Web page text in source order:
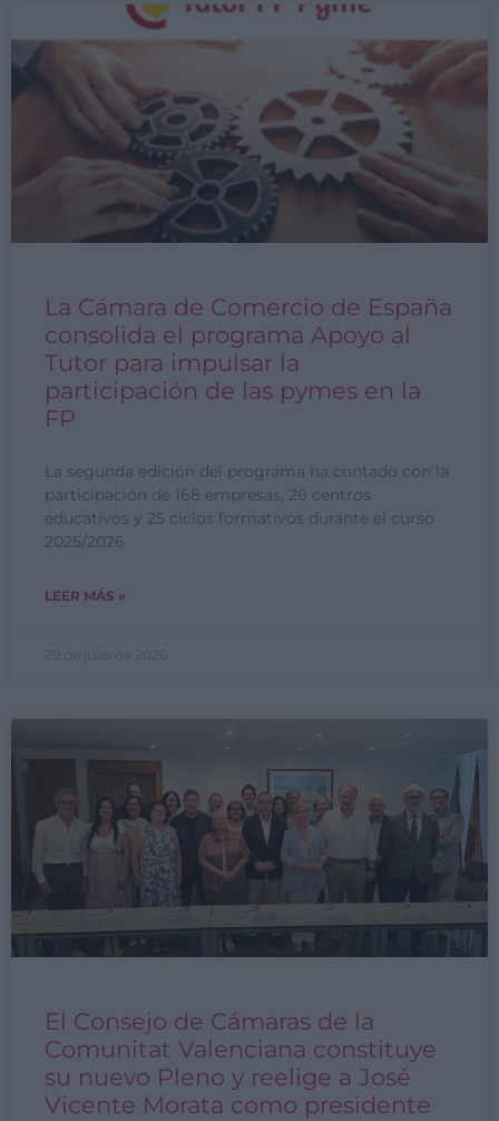
La Cámara de Comercio de España
consolida el programa Apoyo al
Tutor para impulsar la
participación de las pymes en la
FP
La segunda edición del programa ha contado con la
participación de 168 empresas, 26 centros
educativos y 25 ciclos formativos durante el curso
2025/2026
LEER MÁS »
El Consejo de Cámaras de la
Comunitat Valenciana constituye
su nuevo Pleno y reelige a José
Vicente Morata como presidente